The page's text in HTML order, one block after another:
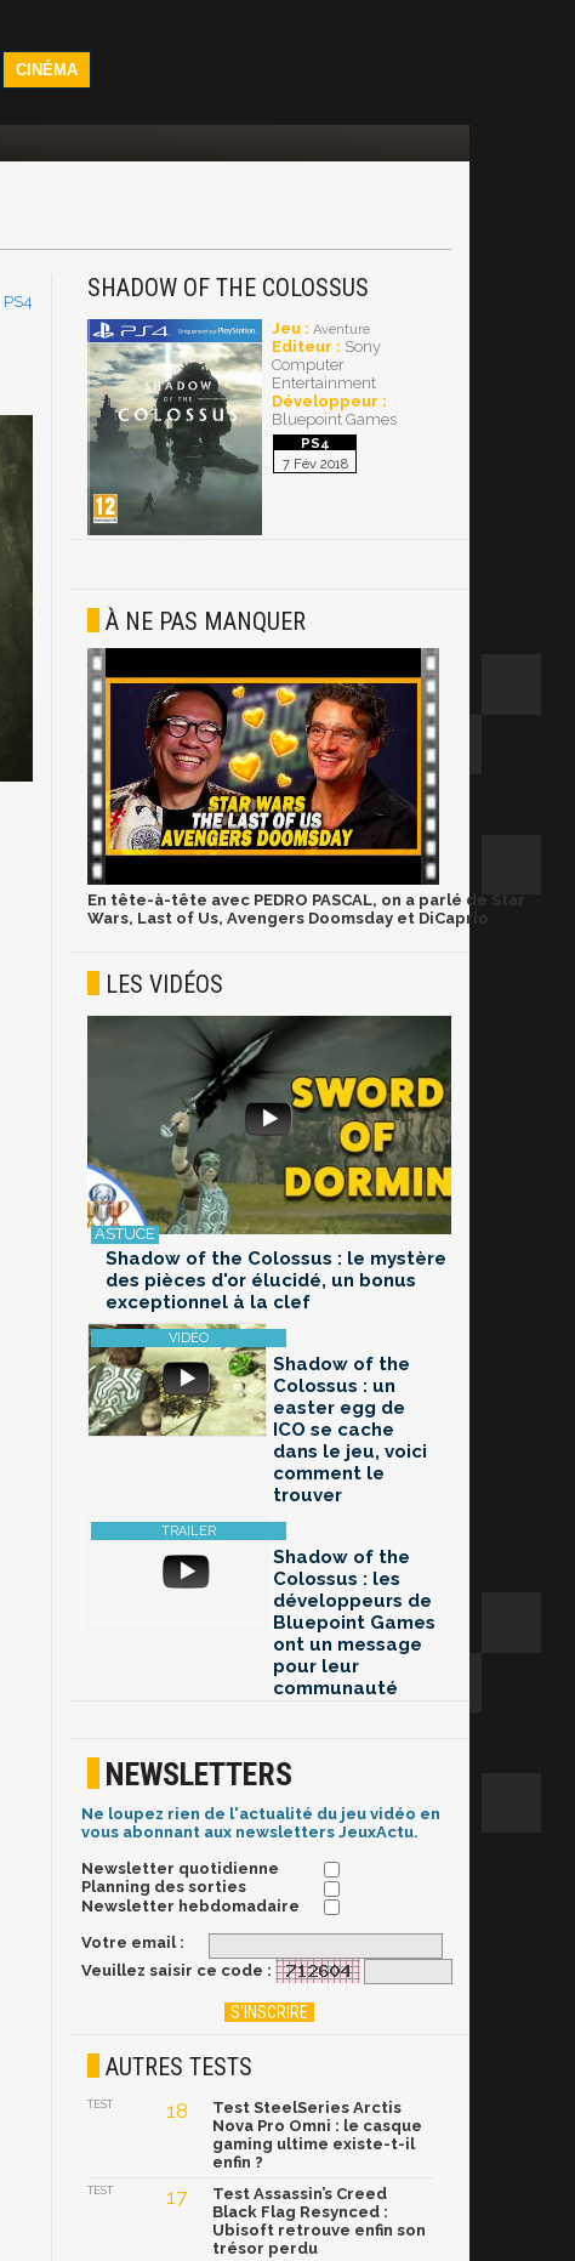
CINÉMA
PS4 SHADOW OF THE COLOSSUS
Jeu : Aventure
Editeur : Sony
Computer
Entertainment
Développeur :
Bluepoint Games
7 Fév 2018
À NE PAS MANQUER
En tête-à-tête avec PEDRO PASCAL, on a parlé de Star
Wars, Last of Us, Avengers Doomsday et DiCaprio
LES VIDÉOS
Shadow of the Colossus : le mystère
des pièces d'or élucidé, un bonus
exceptionnel à la clef
Shadow of the
Colossus : un
easter egg de
ICO se cache
dans le jeu, voici
comment le
trouver
Shadow of the
Colossus : les
développeurs de
Bluepoint Games
ont un message
pour leur
communauté
NEWSLETTERS
Ne loupez rien de l'actualité du jeu vidéo en
vous abonnant aux newsletters JeuxActu.
Newsletter quotidienne
Planning des sorties
Newsletter hebdomadaire
Votre email :
Veuillez saisir ce code :
AUTRES TESTS
TEST 18
Test SteelSeries Arctis
Nova Pro Omni : le casque
gaming ultime existe-t-il
enfin ?
TEST 17
Test Assassin’s Creed
Black Flag Resynced :
Ubisoft retrouve enfin son
trésor perdu